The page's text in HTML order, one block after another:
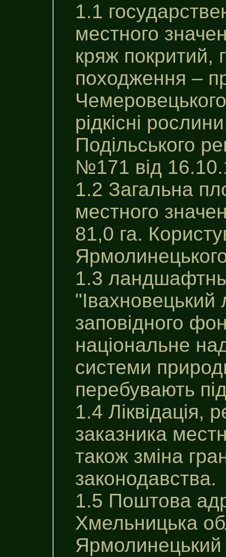
1.1
местного
кряж покритий,
походження –
рідкісні
Подільського
№171 від
1.2 Загальна
местного
81,0 га.
Ярмолинецького
1.3
"Iвахновецький
заповiдного
національне
системи
перебувають
1.4 Ліквідація,
заказника
також зміна
законодавства.
1.5 Поштова
Хмельницька
Ярмолинецький